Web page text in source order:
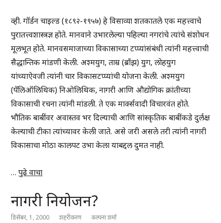
व्ही. गॉर्डन चाइल्ड (१८९२-१९५७) हे विसाव्या शतकातले एक महत्त्वाचे
पुरातत्त्वशास्त्रज्ञ होते. मानवाने उभारलेल्या पहिल्या नगरांचे त्यांचे संशोधन
मूलभूत होते. मानवसमाजाच्या विकासाच्या टप्प्यांसंबंधी त्यांनी महत्त्वाची
सैद्धान्तिक मांडणी केली. अश्मयुग, ताम्र (ब्राँझ) युग, लोहयुग
यांच्याऐवजी त्यांनी चार विकासटप्प्यांची योजना केली. अश्मयुग
(पॅलिऑलिथिक) निओलिथिक, नागरी आणि औद्योगिक क्रांतीच्या
विकासाची रचना त्यांनी मांडली. ते एक मार्क्सवादी विचारवंत होते.
भौतिक बाबींवर अवास्तव भर दिल्याची आणि सांस्कृतिक बाबींकडे दुर्लक्ष
केल्याची टीका त्यांच्यावर केली जाते. असे जरी असले तरी त्यांनी नागरी
विकासाचा मोठा कालपट उभा केला याबद्दल दुमत नाही.
…पुढे वाचा
नागरी नियोजन?
डिसेंबर, 1, 2000 शहरीकरण कल्पना शर्मां